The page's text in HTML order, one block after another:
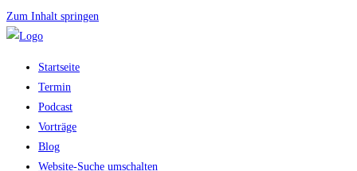
Zum Inhalt springen
Startseite
Termin
Podcast
Vorträge
Blog
Website-Suche umschalten